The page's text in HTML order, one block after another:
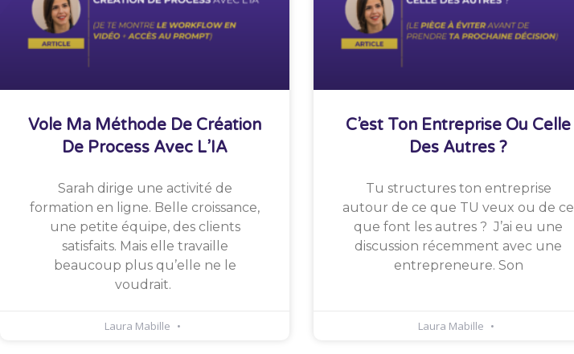
Vole Ma Méthode De Création
De Process Avec L’IA
Sarah dirige une activité de
formation en ligne. Belle croissance,
une petite équipe, des clients
satisfaits. Mais elle travaille
beaucoup plus qu’elle ne le
voudrait.
Laura Mabille
C’est Ton Entreprise Ou Celle
Des Autres ?
Tu structures ton entreprise
autour de ce que TU veux ou de ce
que font les autres ? J’ai eu une
discussion récemment avec une
entrepreneure. Son
Laura Mabille